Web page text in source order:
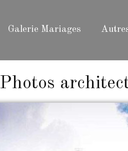
Galerie Mariages
Photos